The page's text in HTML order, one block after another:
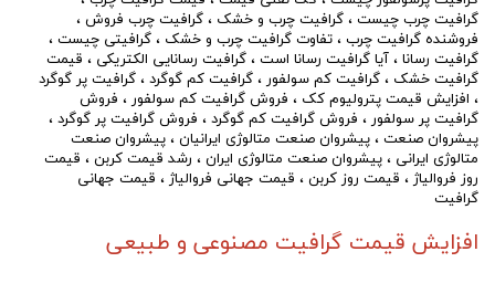
گرافیت چرب چیست ، گرافیت چرب و خشک ، گرافیت چرب فروش ،
فروشنده گرافیت چرب ، تفاوت گرافیت چرب و خشک ، گرافیتی چیست ،
گرافیت رسانا ، آیا گرافیت رسانا است ، گرافیت رسانایی الکتریکی ، قیمت
گرافیت خشک ، گرافیت کم سولفور ، گرافیت کم گوگرد ، گرافیت پر گوگرد
، افزایش قیمت پترولیوم کک ، فروش گرافیت کم سولفور ، فروش
گرافیت پر سولفور ، فروش گرافیت کم گوگرد ، فروش گرافیت پر گوگرد ،
پیشروان صنعت ، پیشروان صنعت متالوژی ایرانیان ، پیشروان صنعت
متالوژی ایرانی ، پیشروان صنعت متالوژی ایران ، رشد قیمت کربن ، قیمت
روز فروالیاژ ، قیمت روز کربن ، قیمت جهانی فروالیاژ ، قیمت جهانی
گرافیت
افزایش قیمت گرافیت مصنوعی و طبیعی